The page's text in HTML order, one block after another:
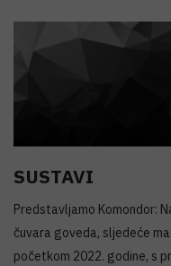
SUSTAVI
Predstavljamo Komondor:
čuvara goveda, sljedeće
početkom 2022. godine, s